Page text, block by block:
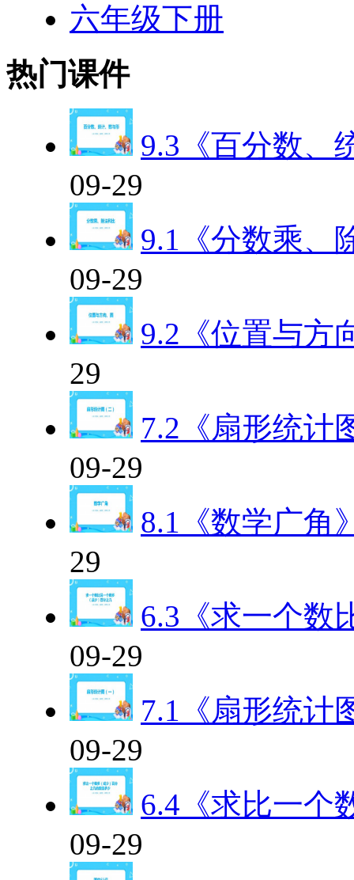
六年级下册
热门课件
9.3《百分数、
09-29
9.1《分数乘、
09-29
9.2《位置与方
29
7.2《扇形统计
09-29
8.1《数学广角
29
6.3《求一个数
09-29
7.1《扇形统计
09-29
6.4《求比一个
09-29